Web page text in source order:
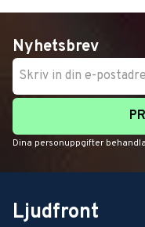
Nyhetsbrev
Dina personuppgifter
Ljudfront